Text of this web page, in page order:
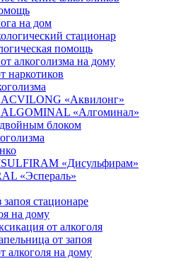
на дом
стационар
помощь
алкоголизма на дому
наркотиков
«Аквилонг»
ALGOMINAL «Алгоминал»
блоком
«Дисульфирам»
«Эспераль»
стационаре
на дому
от алкоголя
от запоя
алкоголя на дому